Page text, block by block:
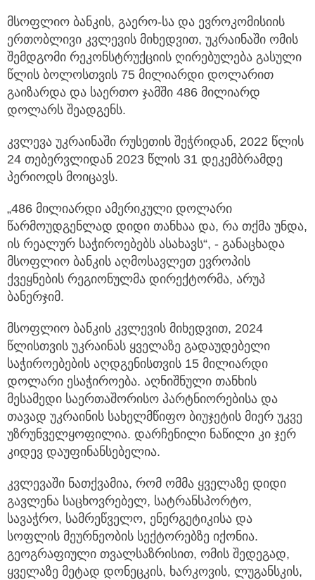
მსოფლიო ბანკის, გაერო-სა და ევროკომისიის
ერთობლივი კვლევის მიხედვით, უკრაინაში ომის
შემდგომი რეკონსტრუქციის ღირებულება გასული
წლის ბოლოსთვის 75 მილიარდი დოლარით
გაიზარდა და საერთო ჯამში 486 მილიარდ
დოლარს შეადგენს.
კვლევა უკრაინაში რუსეთის შეჭრიდან, 2022 წლის
24 თებერვლიდან 2023 წლის 31 დეკემბრამდე
პერიოდს მოიცავს.
„486 მილიარდი ამერიკული დოლარი
წარმოუდგენლად დიდი თანხაა და, რა თქმა უნდა,
ის რეალურ საჭიროებებს ასახავს“, - განაცხადა
მსოფლიო ბანკის აღმოსავლეთ ევროპის
ქვეყნების რეგიონულმა დირექტორმა, არუპ
ბანერჯიმ.
მსოფლიო ბანკის კვლევის მიხედვით, 2024
წლისთვის უკრაინას ყველაზე გადაუდებელი
საჭიროებების აღდგენისთვის 15 მილიარდი
დოლარი ესაჭიროება. აღნიშნული თანხის
მესამედი საერთაშორისო პარტნიორებისა და
თავად უკრაინის სახელმწიფო ბიუჯეტის მიერ უკვე
უზრუნველყოფილია. დარჩენილი ნაწილი კი ჯერ
კიდევ დაუფინანსებელია.
კვლევაში ნათქვამია, რომ ომმა ყველაზე დიდი
გავლენა საცხოვრებელ, სატრანსპორტო,
სავაჭრო, სამრეწველო, ენერგეტიკისა და
სოფლის მეურნეობის სექტორებზე იქონია.
გეოგრაფიული თვალსაზრისით, ომის შედეგად,
ყველაზე მეტად დონეცკის, ხარკოვის, ლუგანსკის,